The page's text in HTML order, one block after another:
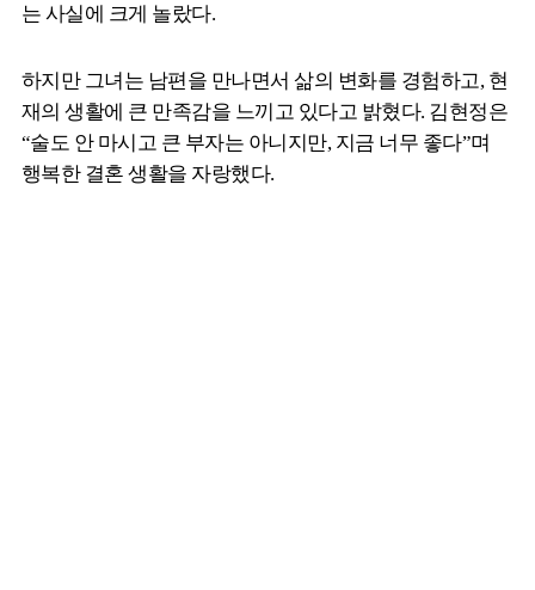
는 사실에 크게 놀랐다.
하지만 그녀는 남편을 만나면서 삶의 변화를 경험하고, 현
재의 생활에 큰 만족감을 느끼고 있다고 밝혔다. 김현정은
“술도 안 마시고 큰 부자는 아니지만, 지금 너무 좋다”며
행복한 결혼 생활을 자랑했다.